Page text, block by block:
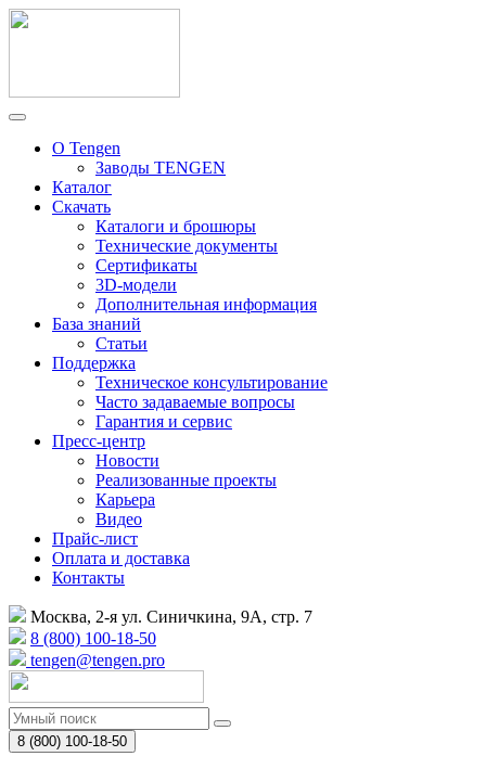
О Tengen
Заводы TENGEN
Каталог
Скачать
Каталоги и брошюры
Технические документы
Сертификаты
3D-модели
Дополнительная информация
База знаний
Статьи
Поддержка
Техническое консультирование
Часто задаваемые вопросы
Гарантия и сервис
Пресс-центр
Новости
Реализованные проекты
Карьера
Видео
Прайс-лист
Оплата и доставка
Контакты
Москва, 2-я ул. Синичкина, 9А, стр. 7
8 (800) 100-18-50
tengen@tengen.pro
8 (800) 100-18-50